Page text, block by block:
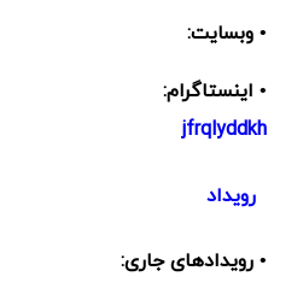
• وبسایت:
• اینستاگرام:
jfrqlyddkh
رویداد
• رویدادهای جاری: